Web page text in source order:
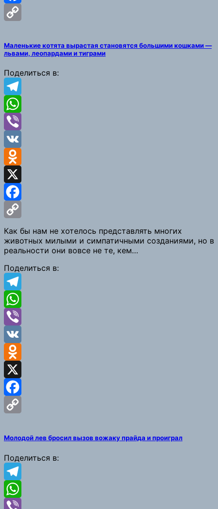
Facebook
Link
Маленькие котята вырастая становятся большими кошками —
львами, леопардами и тиграми
Поделиться в:
Telegram
WhatsApp
Viber
VK
Odnoklassniki
X
Facebook
Copy
Link
Как бы нам не хотелось представлять многих
животных милыми и симпатичными созданиями, но в
реальности они вовсе не те, кем…
Поделиться в:
Telegram
WhatsApp
Viber
VK
Odnoklassniki
X
Facebook
Link
Молодой лев бросил вызов вожаку прайда и проиграл
Поделиться в:
Telegram
WhatsApp